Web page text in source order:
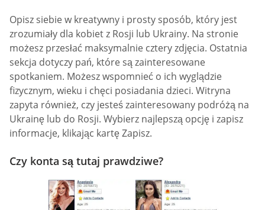
Opisz siebie w kreatywny i prosty sposób, który jest
zrozumiały dla kobiet z Rosji lub Ukrainy. Na stronie
możesz przesłać maksymalnie cztery zdjęcia. Ostatnia
sekcja dotyczy pań, które są zainteresowane
spotkaniem. Możesz wspomnieć o ich wyglądzie
fizycznym, wieku i chęci posiadania dzieci. Witryna
zapyta również, czy jesteś zainteresowany podróżą na
Ukrainę lub do Rosji. Wybierz najlepszą opcję i zapisz
informacje, klikając kartę Zapisz.
Czy konta są tutaj prawdziwe?